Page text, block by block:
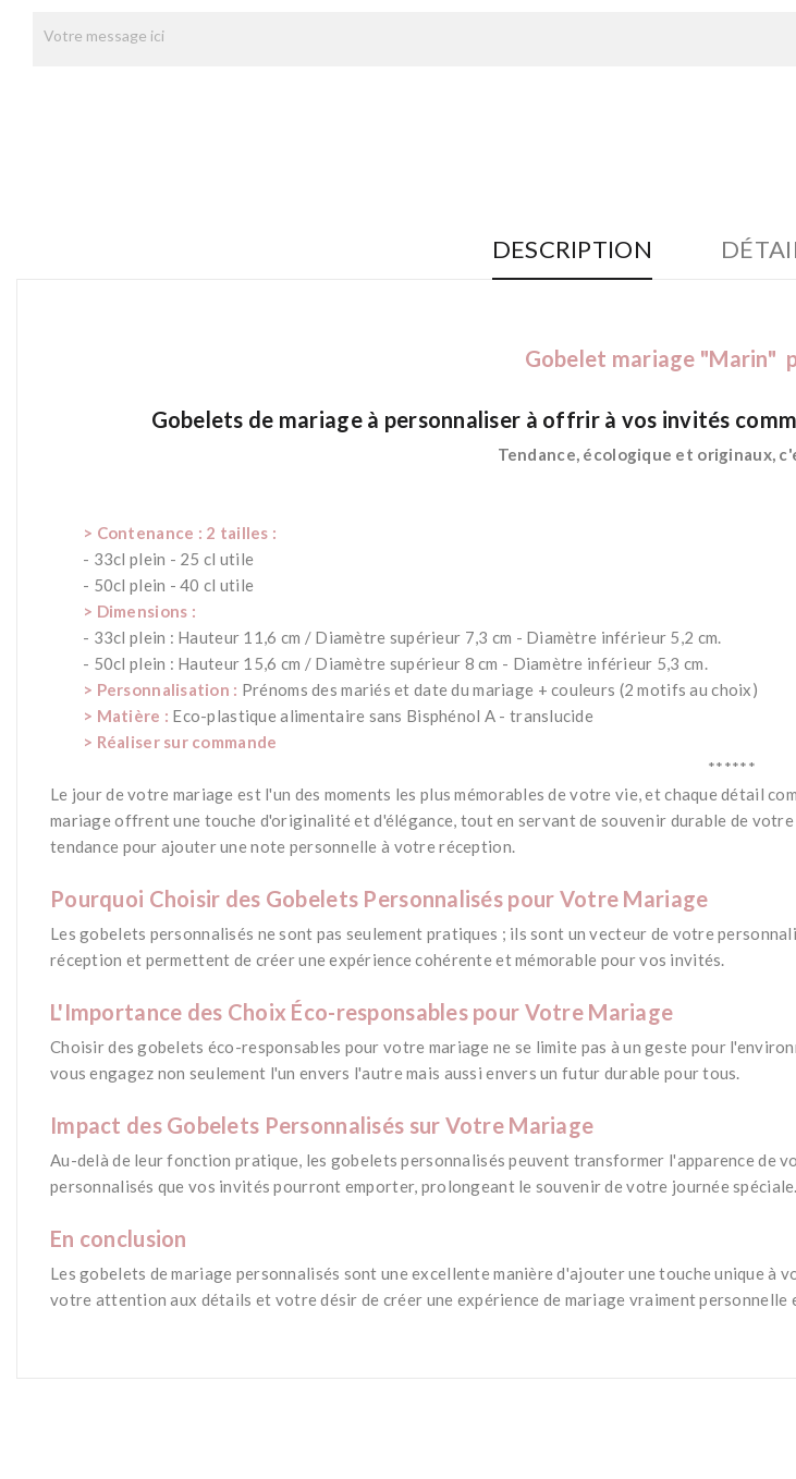
DESCRIPTION
Gobelet mariage "Marin"
Gobelets de mariage à personnaliser à offrir à vos invités
Tendance, écologique et originaux,
> Contenance : 2 tailles :
- 33cl plein - 25 cl utile
- 50cl plein - 40 cl utile
> Dimensions :
- 33cl plein : Hauteur 11,6 cm / Diamètre supérieur 7,3 cm - Diamètre inférieur 5,2 cm.
- 50cl plein : Hauteur 15,6 cm / Diamètre supérieur 8 cm - Diamètre inférieur 5,3 cm.
> Personnalisation : Prénoms des mariés et date du mariage + couleurs (2 motifs au choix)
> Matière : Eco-plastique alimentaire sans Bisphénol A - translucide
> Réaliser sur commande
******
Le jour de votre mariage est l'un des moments les plus mémorables de votre vie, et chaque détail
mariage offrent une touche d'originalité et d'élégance, tout en servant de souvenir durable de
tendance pour ajouter une note personnelle à votre réception.
Pourquoi Choisir des Gobelets Personnalisés pour Votre Mariage
Les gobelets personnalisés ne sont pas seulement pratiques ; ils sont un vecteur de votre
réception et permettent de créer une expérience cohérente et mémorable pour vos invités.
L'Importance des Choix Éco-responsables pour Votre Mariage
Choisir des gobelets éco-responsables pour votre mariage ne se limite pas à un geste pour
vous engagez non seulement l'un envers l'autre mais aussi envers un futur durable pour tous.
Impact des Gobelets Personnalisés sur Votre Mariage
Au-delà de leur fonction pratique, les gobelets personnalisés peuvent transformer l'apparence de
personnalisés que vos invités pourront emporter, prolongeant le souvenir de votre journée spéciale.
En conclusion
Les gobelets de mariage personnalisés sont une excellente manière d'ajouter une touche unique
votre attention aux détails et votre désir de créer une expérience de mariage vraiment personnelle